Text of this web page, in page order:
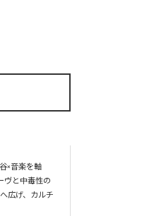
×音楽を軸
ヴと中毒性の
広げ、カルチ